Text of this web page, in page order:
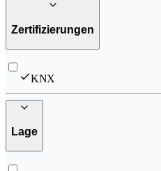
Zertifizierungen
KNX
Lage